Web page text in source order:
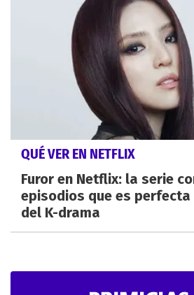
QUÉ VER EN NETFLIX
Furor en Netflix: la serie
episodios que es
del K-drama